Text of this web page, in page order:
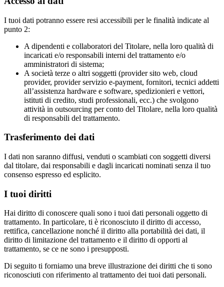
I tuoi dati potranno essere resi accessibili per le finalità indicate al
punto 2:
A dipendenti e collaboratori del Titolare, nella loro qualità di
incaricati e/o responsabili interni del trattamento e/o
amministratori di sistema;
A società terze o altri soggetti (provider sito web, cloud
provider, provider servizio e-payment, fornitori, tecnici addetti
all’assistenza hardware e software, spedizionieri e vettori,
istituti di credito, studi professionali, ecc.) che svolgono
attività in outsourcing per conto del Titolare, nella loro qualità
di responsabili del trattamento.
Trasferimento dei dati
I dati non saranno diffusi, venduti o scambiati con soggetti diversi
dal titolare, dai responsabili e dagli incaricati nominati senza il tuo
consenso espresso ed esplicito.
I tuoi diritti
Hai diritto di conoscere quali sono i tuoi dati personali oggetto di
trattamento. In particolare, ti è riconosciuto il diritto di accesso,
rettifica, cancellazione nonché il diritto alla portabilità dei dati, il
diritto di limitazione del trattamento e il diritto di opporti al
trattamento, se ce ne sono i presupposti.
Di seguito ti forniamo una breve illustrazione dei diritti che ti sono
riconosciuti con riferimento al trattamento dei tuoi dati personali.